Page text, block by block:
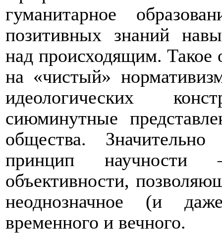
гуманитарное
позитивных знаний
над происходящим. Такое
на «чистый»
идеологических
сиюминутные
общества.
принцип научности
объективности,
неоднозначное (и
временного и вечного.